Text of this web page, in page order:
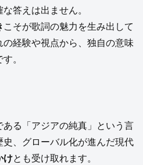
答えは出ません。
こそが歌詞の魅力を生み出して
経験や視点から、独自の意味
。
る「アジアの純真」という言
、グローバル化が進んだ現代
けとも受け取れます。